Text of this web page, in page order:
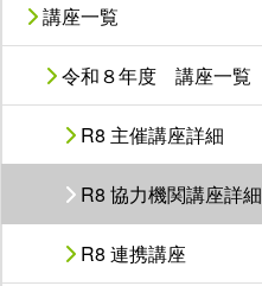
講座一覧
令和８年度 講座一覧
R8 主催講座詳細
R8 協力機関講座詳細
R8 連携講座